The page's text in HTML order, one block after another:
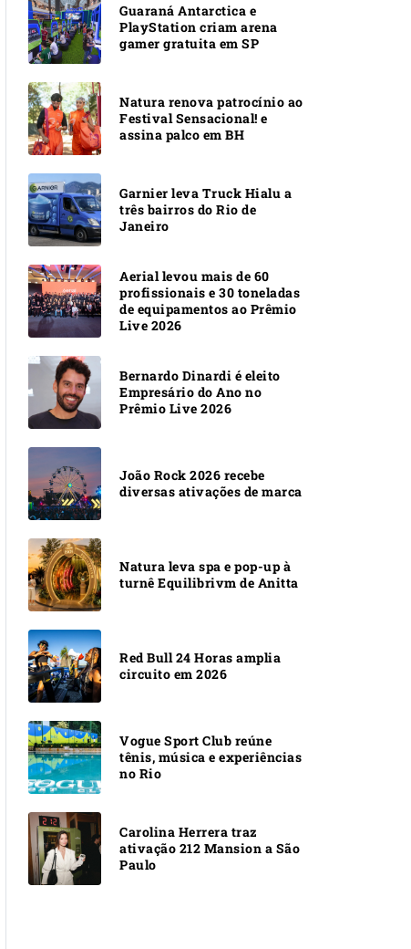
Guaraná Antarctica e
PlayStation criam arena
gamer gratuita em SP
Natura renova patrocínio ao
Festival Sensacional! e
assina palco em BH
Garnier leva Truck Hialu a
três bairros do Rio de
Janeiro
Aerial levou mais de 60
profissionais e 30 toneladas
de equipamentos ao Prêmio
Live 2026
Bernardo Dinardi é eleito
Empresário do Ano no
Prêmio Live 2026
João Rock 2026 recebe
diversas ativações de marca
Natura leva spa e pop-up à
turnê Equilibrivm de Anitta
Red Bull 24 Horas amplia
circuito em 2026
Vogue Sport Club reúne
tênis, música e experiências
no Rio
Carolina Herrera traz
ativação 212 Mansion a São
Paulo